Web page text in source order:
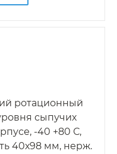
ротационный
сыпучих
-40 +80 С,
40х98 мм, нерж.